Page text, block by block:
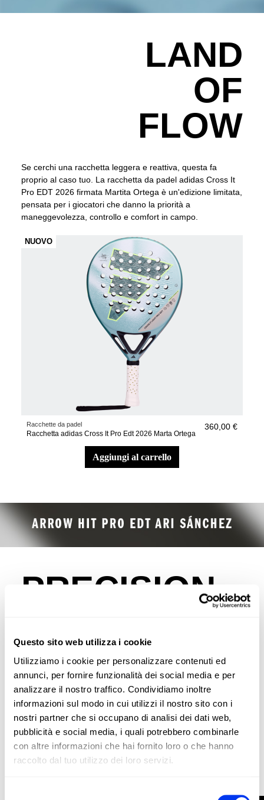
Questo sito web utilizza i cookie
Utilizziamo i cookie per personalizzare contenuti ed
annunci, per fornire funzionalità dei social media e per
analizzare il nostro traffico. Condividiamo inoltre
informazioni sul modo in cui utilizzi il nostro sito con i
nostri partner che si occupano di analisi dei dati web,
pubblicità e social media, i quali potrebbero combinarle
con altre informazioni che hai fornito loro o che hanno
raccolto dal tuo utilizzo dei loro servizi.
LAND
OF
FLOW
Se cerchi una racchetta leggera e reattiva, questa fa
proprio al caso tuo. La racchetta da padel adidas Cross It
Pro EDT 2026 firmata Martita Ortega è un'edizione limitata,
pensata per i giocatori che danno la priorità a
maneggevolezza, controllo e comfort in campo.
NUOVO
Racchette da padel
Racchetta adidas Cross It Pro Edt 2026 Marta Ortega
360,00 €
aggiungi al carrello
PRECISION
Un percorso in cui ogni colpo è fondamentale. La racchetta
da padel adidas Arrow Hit Pro EDT 2026 di Ari Sánchez è
un'edizione limitata, pensata per chi cerca precisione,
controllo ed equilibrio in ogni punto.